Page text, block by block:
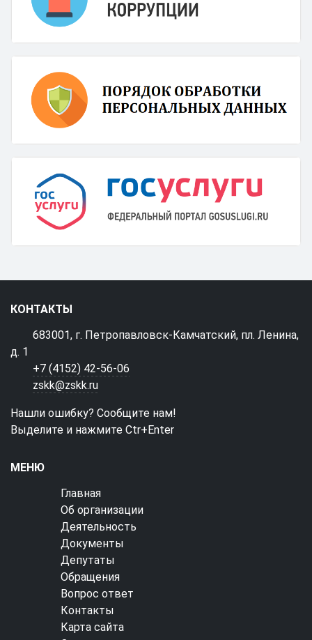
КОНТАКТЫ
683001, г. Петропавловск-Камчатский, пл. Ленина,
д. 1
+7 (4152) 42-56-06
zskk@zskk.ru
Нашли ошибку? Сообщите нам!
Выделите и нажмите Ctr+Enter
МЕНЮ
Главная
Об организации
Деятельность
Документы
Депутаты
Обращения
Вопрос ответ
Контакты
Карта сайта